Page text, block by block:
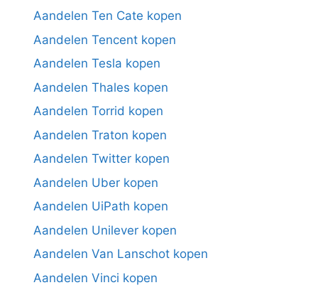
Aandelen Ten Cate kopen
Aandelen Tencent kopen
Aandelen Tesla kopen
Aandelen Thales kopen
Aandelen Torrid kopen
Aandelen Traton kopen
Aandelen Twitter kopen
Aandelen Uber kopen
Aandelen UiPath kopen
Aandelen Unilever kopen
Aandelen Van Lanschot kopen
Aandelen Vinci kopen